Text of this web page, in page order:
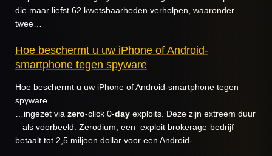
die maar liefst 62 kwetsbaarheden verholpen, waaronder
twee…
Hoe beschermt u uw iPhone of Android-
smartphone tegen spyware
Hoe beschermt u uw iPhone of Android-smartphone tegen
spyware
…ingezet via zero-click 0-day exploits. Deze zijn extreem duur
– als voorbeeld: Zerodium, een exploit brokerage-bedrijf
betaalt tot 2,5 miljoen dollar voor een Android-